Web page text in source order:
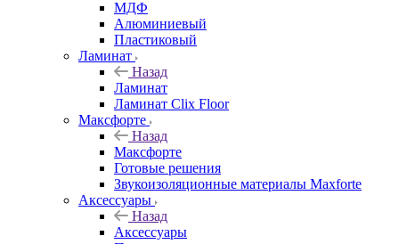
МДФ
Алюминиевый
Пластиковый
Ламинат
Назад
Ламинат
Ламинат Clix Floor
Максфорте
Назад
Максфорте
Готовые решения
Звукоизоляционные материалы Maxforte
Аксессуары
Назад
Аксессуары